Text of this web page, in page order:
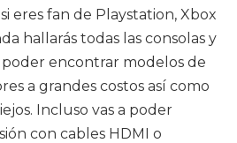
eres fan de Playstation, Xbox
hallarás todas las consolas y
poder encontrar modelos de
a grandes costos así como
Incluso vas a poder
con cables HDMI o